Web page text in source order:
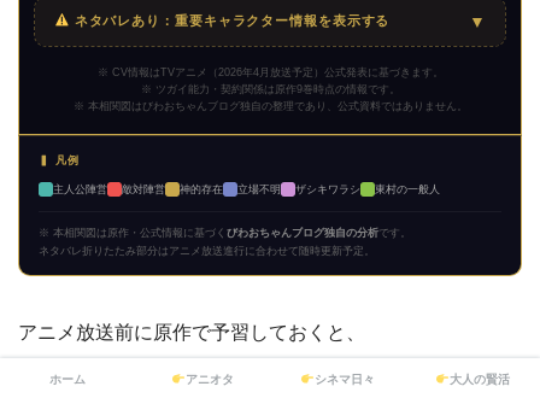
ネタバレあり：重要キャラクター情報を表示する ▼
※ CV情報はTVアニメ（2026年4月放送予定）公式発表に基づきます。
※ ツガイ能力・契約関係は原作9巻時点の情報です。
※ 本相関図はびわおちゃんブログ独自の整理であり、公式資料ではありません。
▍ 凡例
主人公陣営 敵対陣営 神的存在 立場不明 ザシキワラシ 東村の一般人
※ 本相関図は原作・公式情報に基づく びわおちゃんブログ独自の分析です。
ネタバレ折りたたみ部分はアニメ放送進行に合わせて随時更新予定。
アニメ放送前に原作で予習しておくと、
ホーム アニオタ シネマ日々 大人の賢活